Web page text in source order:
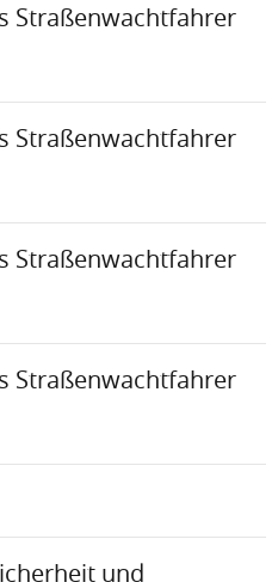
Straßenwachtfahrer
Straßenwachtfahrer
Straßenwachtfahrer
Straßenwachtfahrer
und